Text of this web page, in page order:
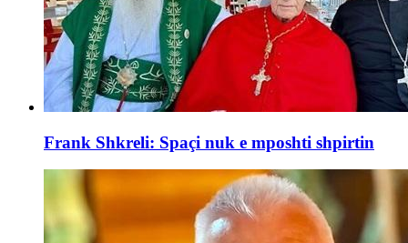
Frank Shkreli: Spaçi nuk e mposhti shpirtin